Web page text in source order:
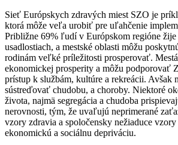
Sieť Európskych zdravých miest SZO je
ktorá môže veľa urobiť pre uľahčenie
Približne 69% ľudí v Európskom regióne žije
usadlostiach, a mestské oblasti môžu
rodinám veľké príležitosti prosperovať.
ekonomickej prosperity a môžu podporovať
prístup k službám, kultúre a rekreácii. Avšak
sústreďovať chudobu, a choroby. Niektoré
života, najmä segregácia a chudoba
nerovnosti, tým, že uvaľujú neprimerané
vzory zdravia a spoločensky nežiaduce vzory
ekonomickú a sociálnu depriváciu.